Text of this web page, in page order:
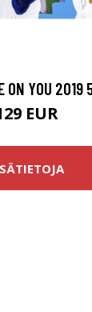
ON YOU 2019
EUR